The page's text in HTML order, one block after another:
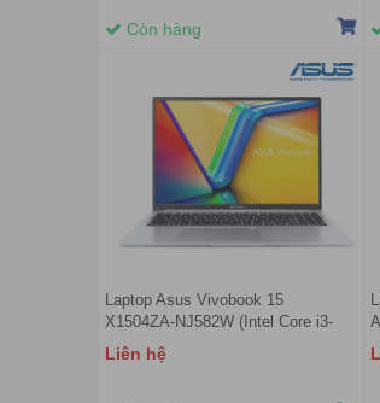
Còn hàng
Laptop Asus Vivobook 15
X1504ZA-NJ582W (Intel Core i3-
1215U | 8GB | 512GB | Intel UHD |
15.6 inch FHD | Win 11 | Bạc)
Liên hệ